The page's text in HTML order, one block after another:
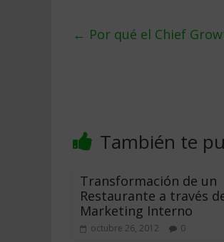
← Por qué el Chief
También te
Transformación de un
Restaurante a través
Marketing Interno
octubre 26, 2012 0